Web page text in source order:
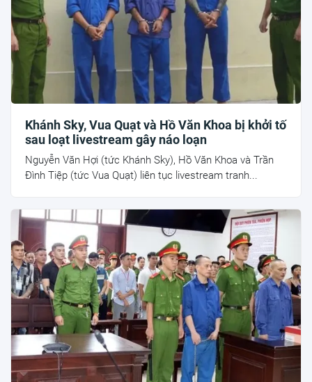
Khánh Sky, Vua Quạt và Hồ Văn Khoa bị khởi tố
sau loạt livestream gây náo loạn
Nguyễn Văn Hợi (tức Khánh Sky), Hồ Văn Khoa và Trần
Đình Tiệp (tức Vua Quạt) liên tục livestream tranh...